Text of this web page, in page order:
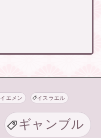
イエメン イスラエル
ギャンブル